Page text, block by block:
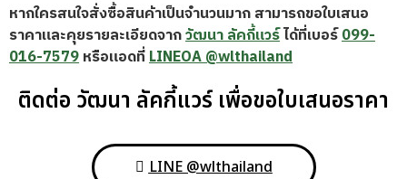
หากใครสนใจสั่งซื้อสินค้าเป็นจำนวนมาก สามารถขอใบเสนอ
ราคาและคุยรายละเอียดจากวัฒนา ลัคกี้แวร์ได้ที่เบอร์099-
016-7579หรือแอดที่LINEOA @wlthailand
ติดต่อ วัฒนา ลัคกี้แวร์ เพื่อขอใบเสนอราคา
LINE @wlthailand